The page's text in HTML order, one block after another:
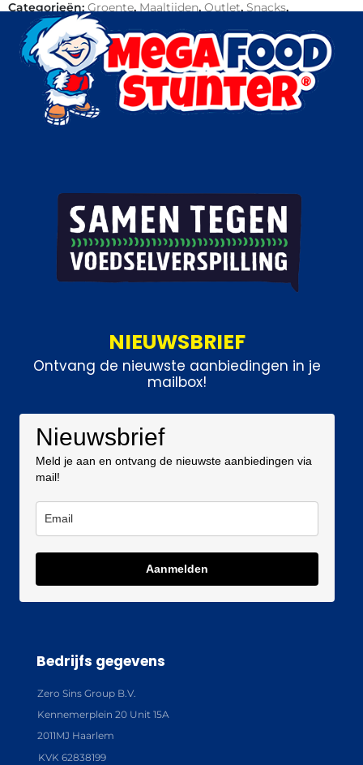
Categorieën: Groente, Maaltijden, Outlet, Snacks,
Vegetarisch
NIEUWSBRIEF
Ontvang de nieuwste aanbiedingen in je
mailbox!
Nieuwsbrief
Meld je aan en ontvang de nieuwste aanbiedingen via
mail!
Aanmelden
Bedrijfs gegevens
Zero Sins Group B.V.
Kennemerplein 20 Unit 15A
2011MJ Haarlem
KVK 62838199